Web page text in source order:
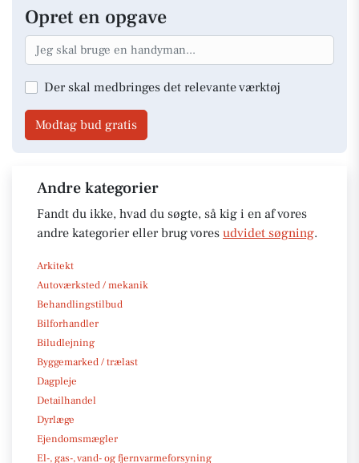
Opret en opgave
Der skal medbringes det relevante værktøj
Modtag bud gratis
Andre kategorier
Fandt du ikke, hvad du søgte, så kig i en af vores
andre kategorier eller brug vores udvidet søgning.
Arkitekt
Autoværksted / mekanik
Behandlingstilbud
Bilforhandler
Biludlejning
Byggemarked / trælast
Dagpleje
Detailhandel
Dyrlæge
Ejendomsmægler
El-, gas-, vand- og fjernvarmeforsyning